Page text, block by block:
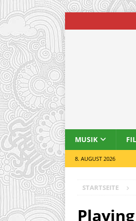
MUSIK
8. AUGUST 2026
STARTSEITE